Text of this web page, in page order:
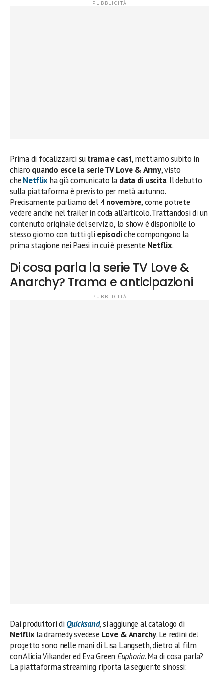
Prima di focalizzarci su trama e cast, mettiamo subito in
chiaro quando esce la serie TV Love & Army, visto
che Netflixha già comunicato la data di uscita. Il debutto
sulla piattaforma è previsto per metà autunno.
Precisamente parliamo del 4 novembre, come potrete
vedere anche nel trailer in coda all’articolo. Trattandosi di un
contenuto originale del servizio, lo show è disponibile lo
stesso giorno con tutti gli episodiche compongono la
prima stagione nei Paesi in cui è presente Netflix.
Di cosa parla la serie TV Love &
Anarchy? Trama e anticipazioni
Dai produttori di Quicksand, si aggiunge al catalogo di
Netflixla dramedy svedese Love & Anarchy. Le redini del
progetto sono nelle mani di Lisa Langseth, dietro al film
con Alicia Vikander ed Eva Green Euphoria. Ma di cosa parla?
La piattaforma streaming riporta la seguente sinossi: